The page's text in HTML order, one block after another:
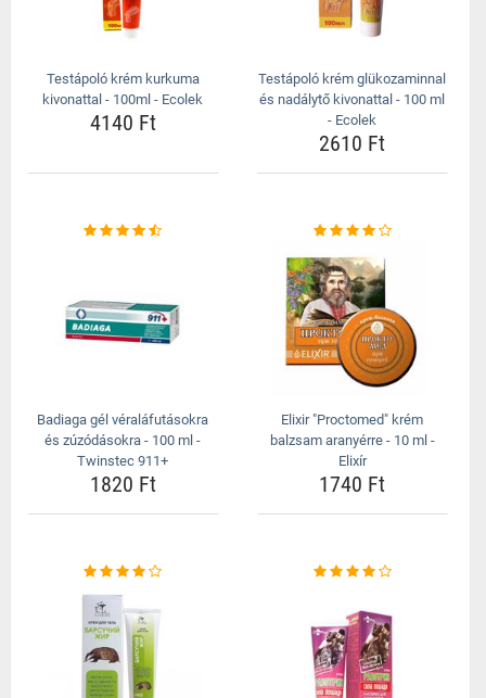
Testápoló krém kurkuma
kivonattal - 100ml - Ecolek
4140 Ft
Testápoló krém glükozaminnal
és nadálytő kivonattal - 100 ml
- Ecolek
2610 Ft
Badiaga gél véraláfutásokra
és zúzódásokra - 100 ml -
Twinstec 911+
1820 Ft
Elixir "Proctomed" krém
balzsam aranyérre - 10 ml -
Elixír
1740 Ft